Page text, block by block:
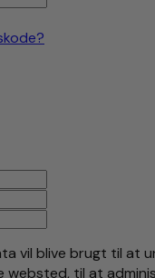
vil blive brugt til at
websted, til at